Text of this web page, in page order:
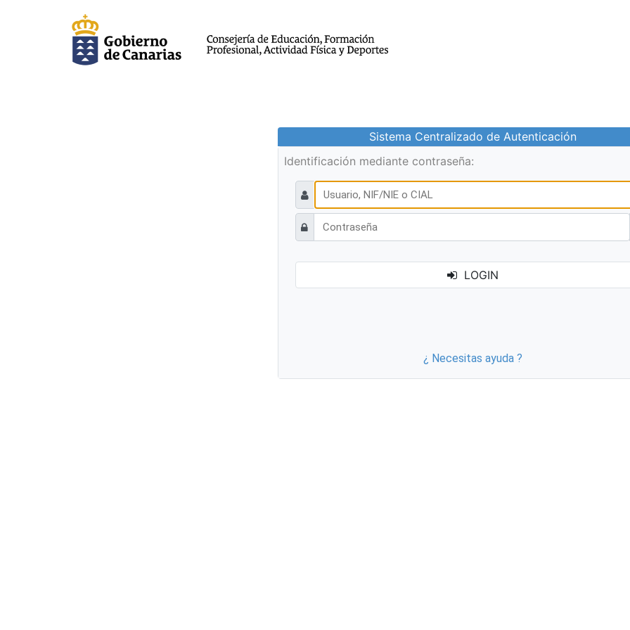
Sistema Centralizado de Autenticación
Identificación mediante contraseña:
LOGIN
¿ Necesitas ayuda ?